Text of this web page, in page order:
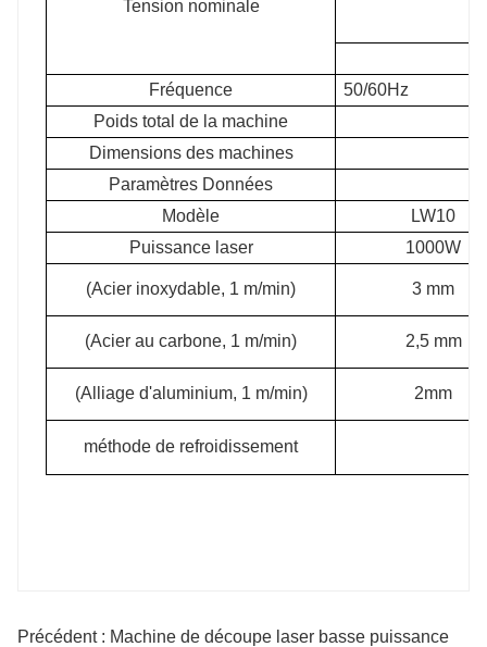
Tension nominale
Fréquence
50/60Hz
Poids total de la machine
Dimensions des machines
Paramètres Données
Modèle
LW10
Puissance laser
1000W
(Acier inoxydable, 1 m/min) 3 mm
(Acier au carbone, 1 m/min) 2,5 mm
(Alliage d'aluminium, 1 m/min) 2mm
méthode de refroidissement
Précédent : Machine de découpe laser basse puissance